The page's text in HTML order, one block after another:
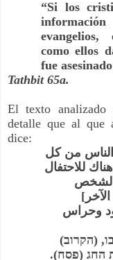
“Si los
evangelios,
como ellos
fue
Tathbit 65a.
El texto analizado
detalle que al que
dice: